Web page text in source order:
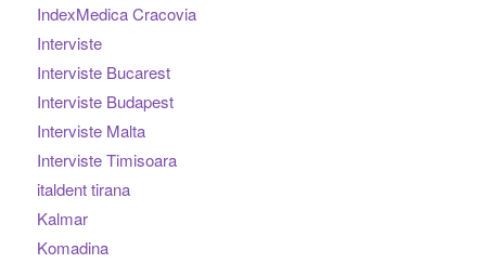
IndexMedica Cracovia
Interviste
Interviste Bucarest
Interviste Budapest
Interviste Malta
Interviste Timisoara
italdent tirana
Kalmar
Komadina